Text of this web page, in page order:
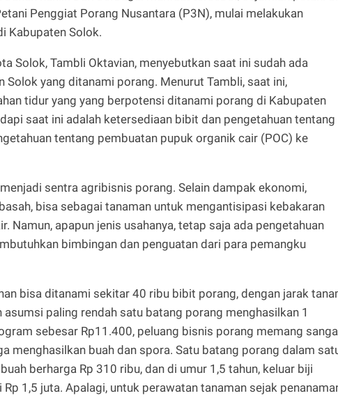
Penggiat Porang Nusantara (P3N), mulai melakukan
Kabupaten Solok.
Solok, Tambli Oktavian, menyebutkan saat ini sudah ada
Solok yang ditanami porang. Menurut Tambli, saat ini,
tidur yang yang berpotensi ditanami porang di Kabupaten
saat ini adalah ketersediaan bibit dan pengetahuan tentang
tentang pembuatan pupuk organik cair (POC) ke
sentra agribisnis porang. Selain dampak ekonomi,
bisa sebagai tanaman untuk mengantisipasi kebakaran
Namun, apapun jenis usahanya, tetap saja ada pengetahuan
bimbingan dan penguatan dari para pemangku
bisa ditanami sekitar 40 ribu bibit porang, dengan jarak
paling rendah satu batang porang menghasilkan 1
sebesar Rp11.400, peluang bisnis porang memang
menghasilkan buah dan spora. Satu batang porang dalam
berharga Rp 310 ribu, dan di umur 1,5 tahun, keluar biji
1,5 juta. Apalagi, untuk perawatan tanaman sejak